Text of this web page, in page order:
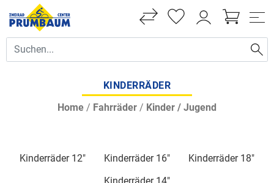
KINDERRÄDER
Home / Fahrräder / Kinder / Jugend
Kinderräder 12" Kinderräder 16"
Kinderräder 18"